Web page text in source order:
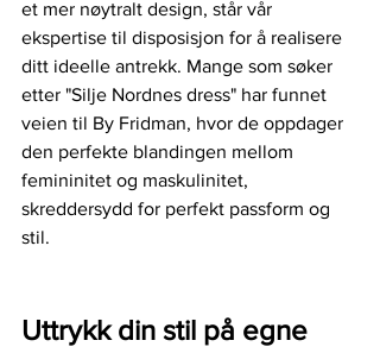
et mer nøytralt design, står vår
ekspertise til disposisjon for å realisere
ditt ideelle antrekk. Mange som søker
etter "Silje Nordnes dress" har funnet
veien til By Fridman, hvor de oppdager
den perfekte blandingen mellom
femininitet og maskulinitet,
skreddersydd for perfekt passform og
stil.
Uttrykk din stil på egne